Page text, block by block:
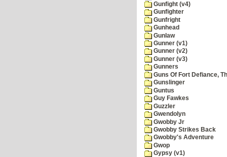
Gunfight (v4)
Gunfighter
Gunfright
Gunhead
Gunlaw
Gunner (v1)
Gunner (v2)
Gunner (v3)
Gunners
Guns Of Fort Defiance,
Gunslinger
Guntus
Guy Fawkes
Guzzler
Gwendolyn
Gwobby Jr
Gwobby Strikes Back
Gwobby's Adventure
Gwop
Gypsy (v1)